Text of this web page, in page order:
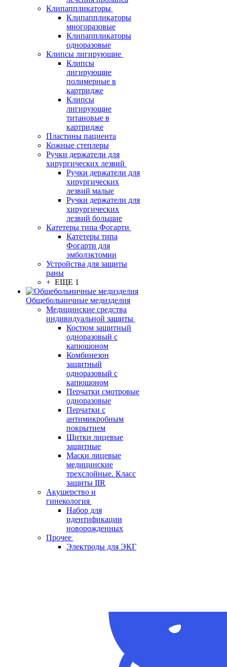
Клипаппликаторы
Клипаппликаторы
многоразовые
Клипаппликаторы
одноразовые
Клипсы лигирующие
Клипсы
лигирующие
полимерные в
картридже
Клипсы
лигирующие
титановые в
картридже
Пластины пациента
Кожные степлеры
Ручки держатели для
хирургических лезвий
Ручки держатели для
хирургических
лезвий малые
Ручки держатели для
хирургических
лезвий большие
Катетеры типа Фогарти
Катетеры типа
Фогарти для
эмболэктомии
Устройства для защиты
раны
+ ЕЩЕ 1
Общебольничные медизделия
Медицинские средства
индивидуальной защиты
Костюм защитный
одноразовый с
капюшоном
Комбинезон
защитный
одноразовый с
капюшоном
Перчатки смотровые
одноразовые
Перчатки с
антимикробным
покрытием
Щитки лицевые
защитные
Маски лицевые
медицинские
трехслойные. Класс
защиты IIR
Акушерство и
гинекология
Набор для
идентификации
новорожденных
Прочее
Электроды для ЭКГ